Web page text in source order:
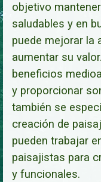
objetivo
saludables y en
puede mejorar la
aumentar su
beneficios
y proporcionar
también se
creación de
pueden trabajar
paisajistas para
y funcionales.